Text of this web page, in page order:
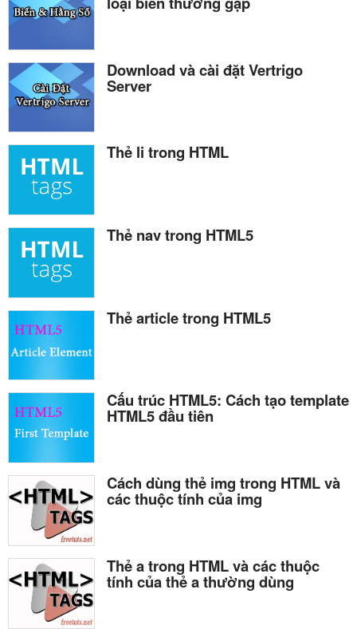
Download và cài đặt Vertrigo
Server
Thẻ li trong HTML
Thẻ nav trong HTML5
Thẻ article trong HTML5
Cấu trúc HTML5: Cách tạo template
HTML5 đầu tiên
Cách dùng thẻ img trong HTML và
các thuộc tính của img
Thẻ a trong HTML và các thuộc
tính của thẻ a thường dùng